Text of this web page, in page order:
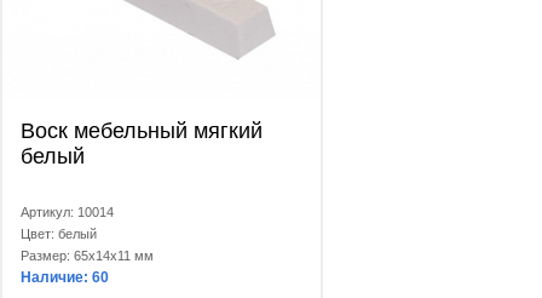
Воск мебельный мягкий
белый
Артикул: 10014
Цвет: белый
Размер: 65x14x11 мм
Наличие: 60